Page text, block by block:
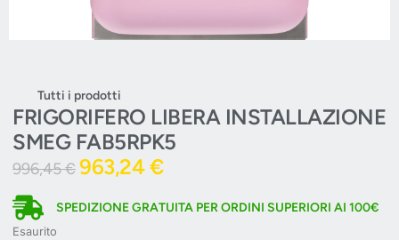
Tutti i prodotti
FRIGORIFERO LIBERA INSTALLAZIONE
SMEG FAB5RPK5
996,45€963,24€
SPEDIZIONE GRATUITA PER ORDINI SUPERIORI AI 100€
Esaurito